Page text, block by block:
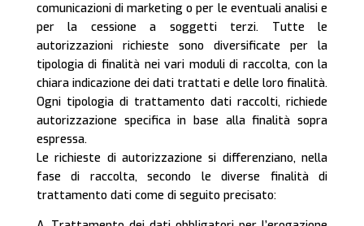
comunicazioni di marketing o per le eventuali analisi e
per la cessione a soggetti terzi. Tutte le
autorizzazioni richieste sono diversificate per la
tipologia di finalità nei vari moduli di raccolta, con la
chiara indicazione dei dati trattati e delle loro finalità.
Ogni tipologia di trattamento dati raccolti, richiede
autorizzazione specifica in base alla finalità sopra
espressa.
Le richieste di autorizzazione si differenziano, nella
fase di raccolta, secondo le diverse finalità di
trattamento dati come di seguito precisato: